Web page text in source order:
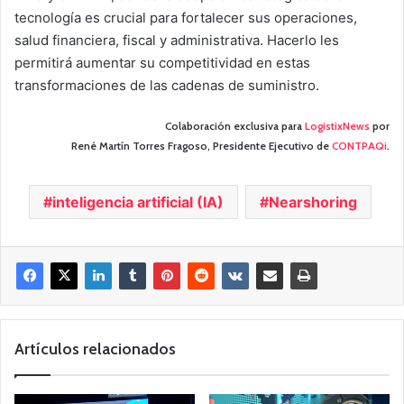
tecnología es crucial para fortalecer sus operaciones,
salud financiera, fiscal y administrativa. Hacerlo les
permitirá aumentar su competitividad en estas
transformaciones de las cadenas de suministro.
Colaboración exclusiva para LogistixNews por
René Martín Torres Fragoso, Presidente Ejecutivo de CONTPAQi.
inteligencia artificial (IA) Nearshoring
Artículos relacionados